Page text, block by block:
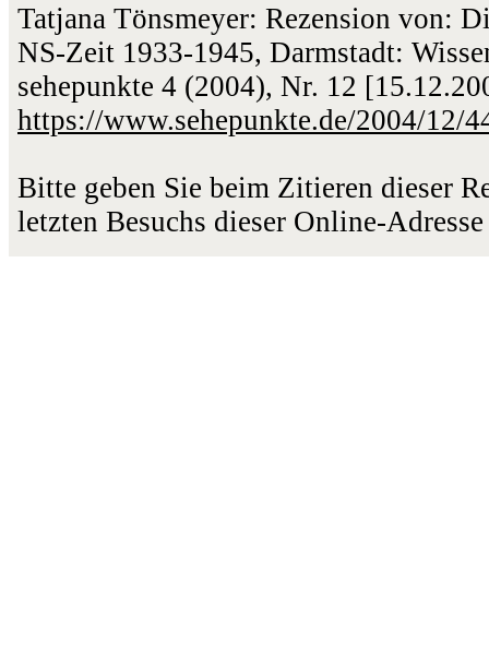
Tatjana Tönsmeyer: Rezension von:
NS-Zeit 1933-1945, Darmstadt:
sehepunkte 4 (2004), Nr. 12
https://www.sehepunkte.de/2004/12/
Bitte geben Sie beim Zitieren dieser
letzten Besuchs dieser Online-Adresse